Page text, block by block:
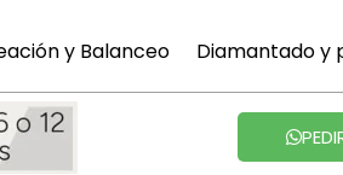
y Balanceo Diamantado y